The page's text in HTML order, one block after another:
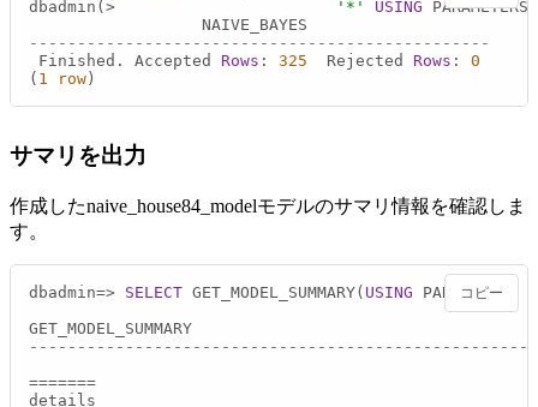
dbadmin( > '*' USING
------------------------------------------------
Finished. Accepted Rows : 325
  Rejected
Rows : 0
( 1 row )
サマリを出力
作成したnaive_house84_modelモデルのサマリ情報を確認しま
す。
dbadmin=> SELECT GET_MODEL_SUMMARY( USING PARAMETERS
-----------------------------------------------------
=======
コピー